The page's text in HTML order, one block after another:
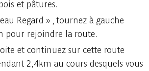
et pâtures.
Regard » , tournez à gauche
pour rejoindre la route.
et continuez sur cette route
2,4km au cours desquels vous